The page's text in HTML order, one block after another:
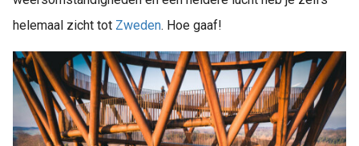
helemaal zicht tot Zweden. Hoe gaaf!